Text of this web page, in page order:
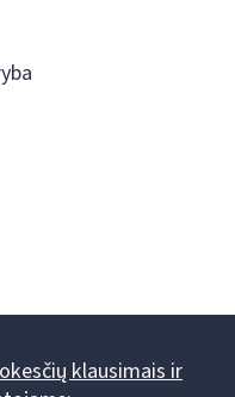
klausimais ir